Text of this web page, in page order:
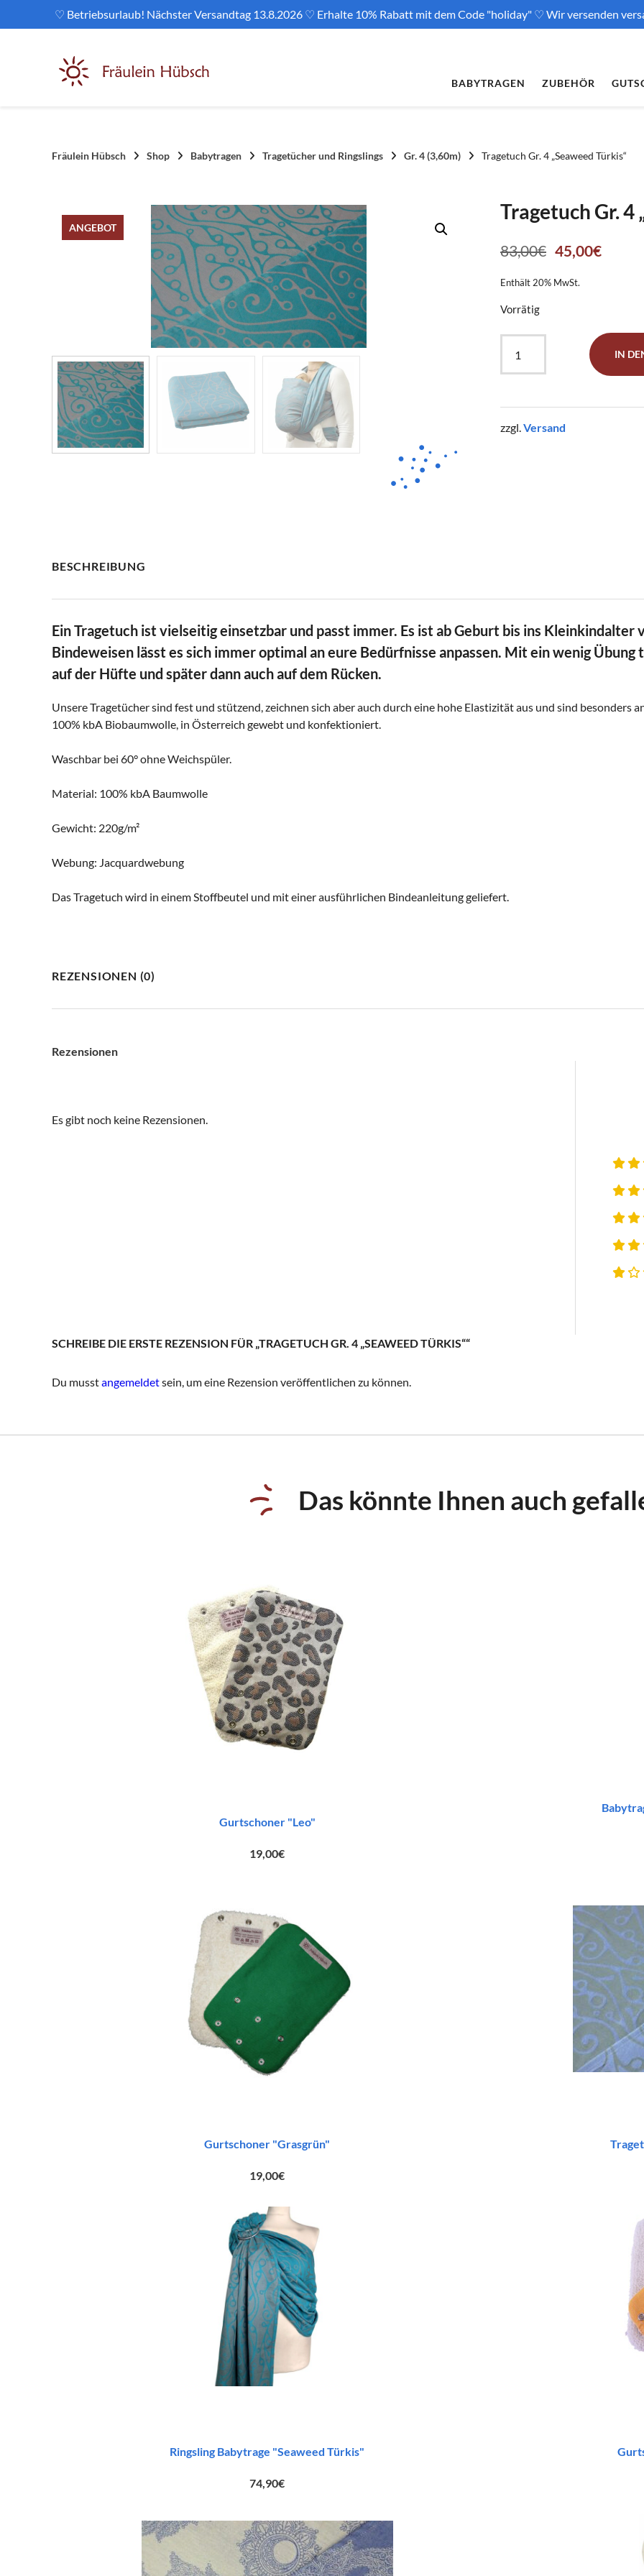
♡ Betriebsurlaub! Nächster Versandtag 13.8.2026 ♡ Erhalte 10% Rabatt mit dem Code "holiday" ♡ Wir versenden
BABYTRAGEN ZUBEHÖR
Fräulein Hübsch Shop Babytragen Tragetücher und Ringslings Gr. 4 (3,60m) Tragetuch Gr. 4 „Seaweed Türkis“
ANGEBOT
Tragetuch Gr. 4
83,00€ 45,00€
Enthält 20% MwSt.
Vorrätig
4
Türkis"
Menge
IN
zzgl.Versand
BESCHREIBUNG
Ein Tragetuch ist vielseitig einsetzbar und passt immer. Es ist ab Geburt bis ins
Bindeweisen lässt es sich immer optimal an eure Bedürfnisse anpassen. Mit ein wenig
auf der Hüfte und später dann auch auf dem Rücken.
Unsere Tragetücher sind fest und stützend, zeichnen sich aber auch durch eine hohe Elastizität aus und sind besonders
100% kbA Biobaumwolle, in Österreich gewebt und konfektioniert.
Waschbar bei 60° ohne Weichspüler.
Material: 100% kbA Baumwolle
Gewicht: 220g/m²
Webung: Jacquardwebung
Das Tragetuch wird in einem Stoffbeutel und mit einer ausführlichen Bindeanleitung geliefert.
REZENSIONEN (0)
Rezensionen
Es gibt noch keine Rezensionen.
SCHREIBE DIE ERSTE REZENSION FÜR „TRAGETUCH GR. 4 „SEAWEED TÜRKIS““
Du musstangemeldetsein, um eine Rezension veröffentlichen zu können.
Das könnte Ihnen auch
Gurtschoner "Leo"
19,00€
Gurtschoner "Grasgrün"
19,00€
Ringsling Babytrage "Seaweed Türkis"
74,90€